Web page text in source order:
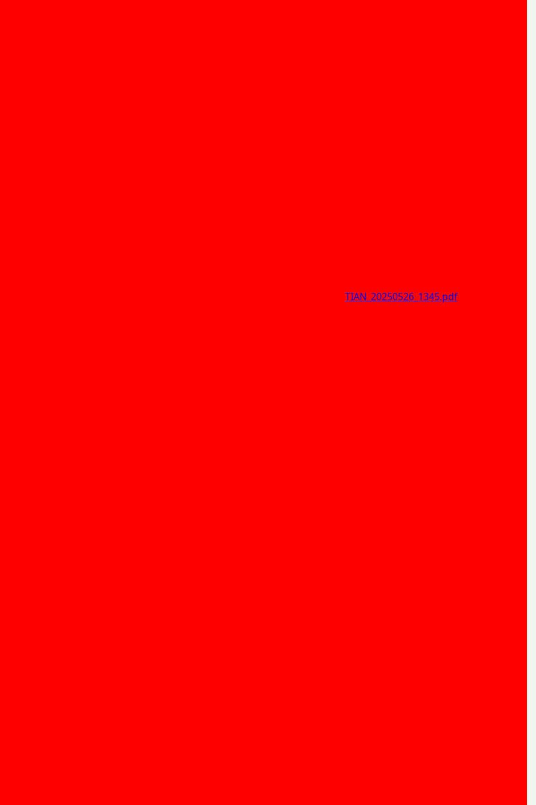
TIAN_20250526_1345.pdf